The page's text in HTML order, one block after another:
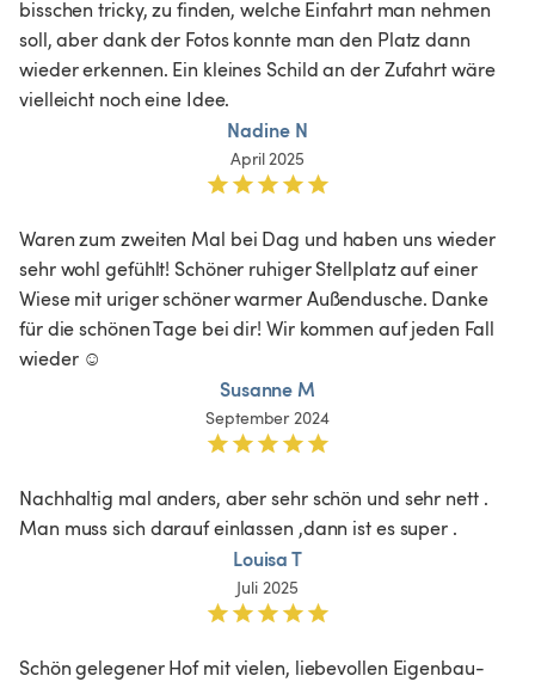
bisschen tricky, zu finden, welche Einfahrt man nehmen
soll, aber dank der Fotos konnte man den Platz dann
wieder erkennen. Ein kleines Schild an der Zufahrt wäre
vielleicht noch eine Idee.
Nadine N
April 2025
Waren zum zweiten Mal bei Dag und haben uns wieder
sehr wohl gefühlt! Schöner ruhiger Stellplatz auf einer
Wiese mit uriger schöner warmer Außendusche. Danke
für die schönen Tage bei dir! Wir kommen auf jeden Fall
wieder ☺️
Susanne M
September 2024
Nachhaltig mal anders, aber sehr schön und sehr nett .
Man muss sich darauf einlassen ,dann ist es super .
Louisa T
Juli 2025
Schön gelegener Hof mit vielen, liebevollen Eigenbau-